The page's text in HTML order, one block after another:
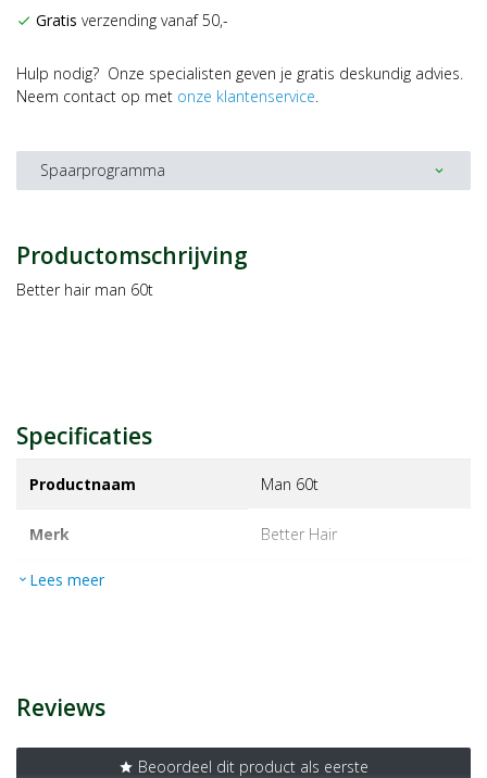
check Gratis verzending vanaf 50,-
Hulp nodig? Onze specialisten geven je gratis deskundig advies.
Neem contact op met onze klantenservice.
Spaarprogramma expand_more
Productomschrijving
Better hair man 60t
Specificaties
Productnaam Man 60t
Merk better hair
EAN
expand_more Lees meer
Reviews
star Beoordeel dit product als eerste